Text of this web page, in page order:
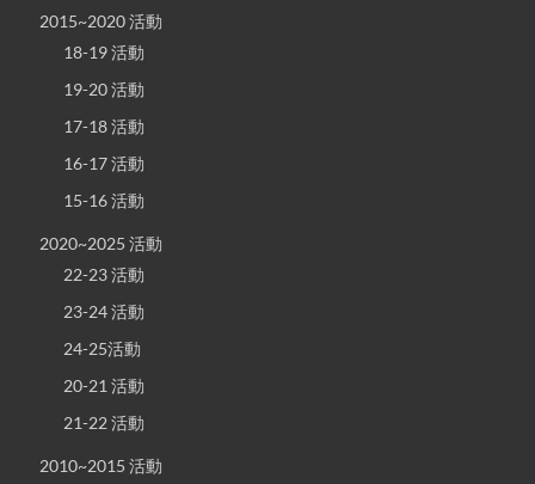
2015~2020 活動
18-19 活動
19-20 活動
17-18 活動
16-17 活動
15-16 活動
2020~2025 活動
22-23 活動
23-24 活動
24-25活動
20-21 活動
21-22 活動
2010~2015 活動